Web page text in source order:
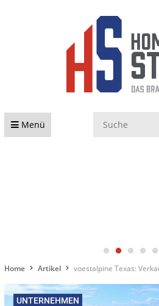
Menü
Home Artikel voestalpine Texas:
UNTERNEHMEN